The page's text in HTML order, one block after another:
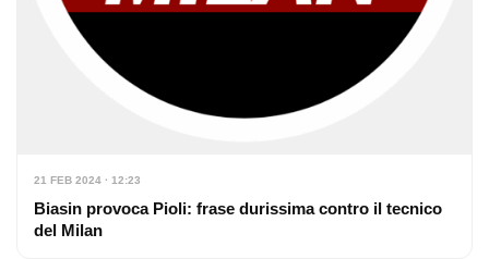
21 FEB 2024 · 12:23
Biasin provoca Pioli: frase durissima contro il tecnico
del Milan